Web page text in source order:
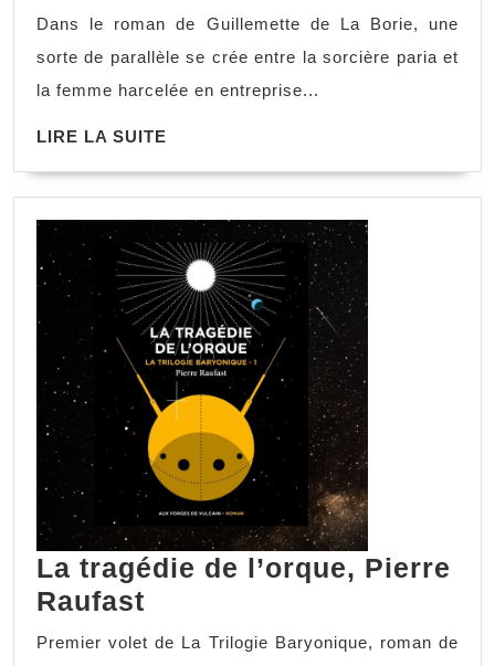
Dans le roman de Guillemette de La Borie, une
sorte de parallèle se crée entre la sorcière paria et
la femme harcelée en entreprise...
LIRE LA SUITE
La tragédie de l’orque, Pierre
Raufast
Premier volet de La Trilogie Baryonique, roman de